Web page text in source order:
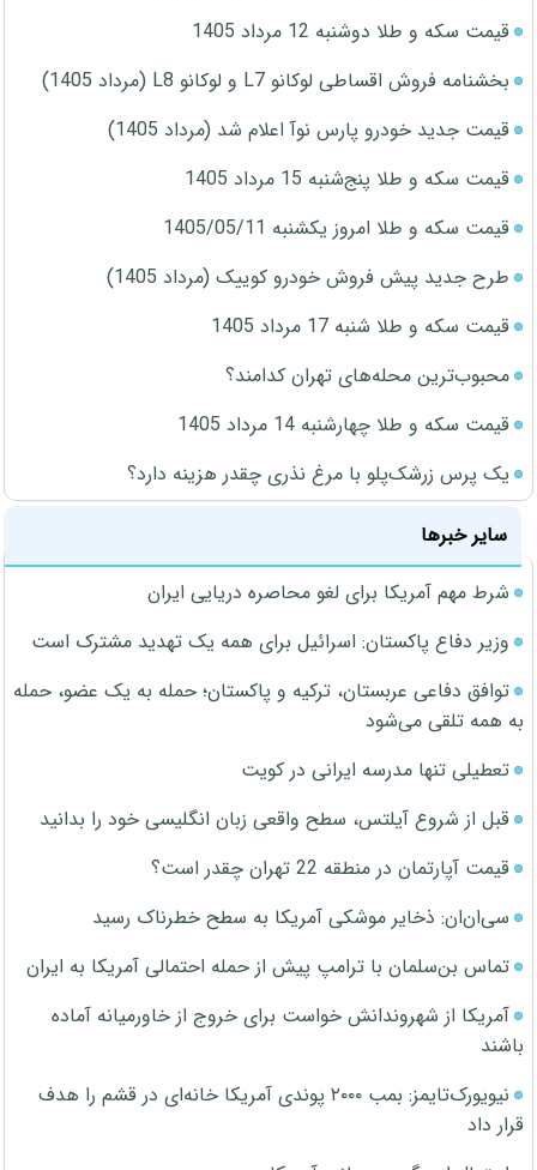
قیمت سکه و طلا دوشنبه 12 مرداد 1405
بخشنامه فروش اقساطی لوکانو L7 و لوکانو L8 (مرداد 1405)
قیمت جدید خودرو پارس نوآ اعلام شد (مرداد 1405)
قیمت سکه و طلا پنج‌شنبه 15 مرداد 1405
قیمت سکه و طلا امروز یکشنبه 1405/05/11
طرح جدید پیش فروش خودرو کوییک (مرداد 1405)
قیمت سکه و طلا شنبه 17 مرداد 1405
محبوب‌ترین محله‌های تهران کدامند؟
قیمت سکه و طلا چهارشنبه 14 مرداد 1405
یک پرس زرشک‌پلو با مرغ نذری چقدر هزینه دارد؟
سایر خبرها
شرط مهم آمریکا برای لغو محاصره دریایی ایران
وزیر دفاع پاکستان: اسرائیل برای همه یک تهدید مشترک است
توافق دفاعی عربستان، ترکیه و پاکستان؛ حمله به یک عضو، حمله
به همه تلقی می‌شود
تعطیلی تنها مدرسه ایرانی در کویت
قبل از شروع آیلتس، سطح واقعی زبان انگلیسی خود را بدانید
قیمت آپارتمان در منطقه 22 تهران چقدر است؟
سی‌ان‌ان: ذخایر موشکی آمریکا به سطح خطرناک رسید
تماس بن‌سلمان با ترامپ پیش از حمله احتمالی آمریکا به ایران
آمریکا از شهروندانش خواست برای خروج از خاورمیانه آماده
باشند
نیویورک‌تایمز: بمب ۲۰۰۰ پوندی آمریکا خانه‌ای در قشم را هدف
قرار داد